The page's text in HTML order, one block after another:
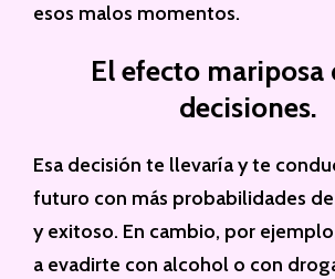
esos malos momentos.
El efecto mariposa
decisiones.
Esa decisión te llevaría y te
futuro con más probabilidades
y exitoso. En cambio, por
a evadirte con alcohol o con